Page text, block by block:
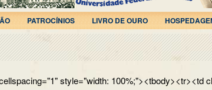
PATROCÍNIOS LIVRO DE OURO
style="width: